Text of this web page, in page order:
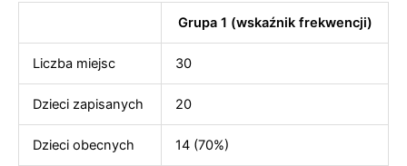
Grupa 1 (wskaźnik frekwencji)
Liczba miejsc 30
Dzieci zapisanych 20
Dzieci obecnych 14 (70%)